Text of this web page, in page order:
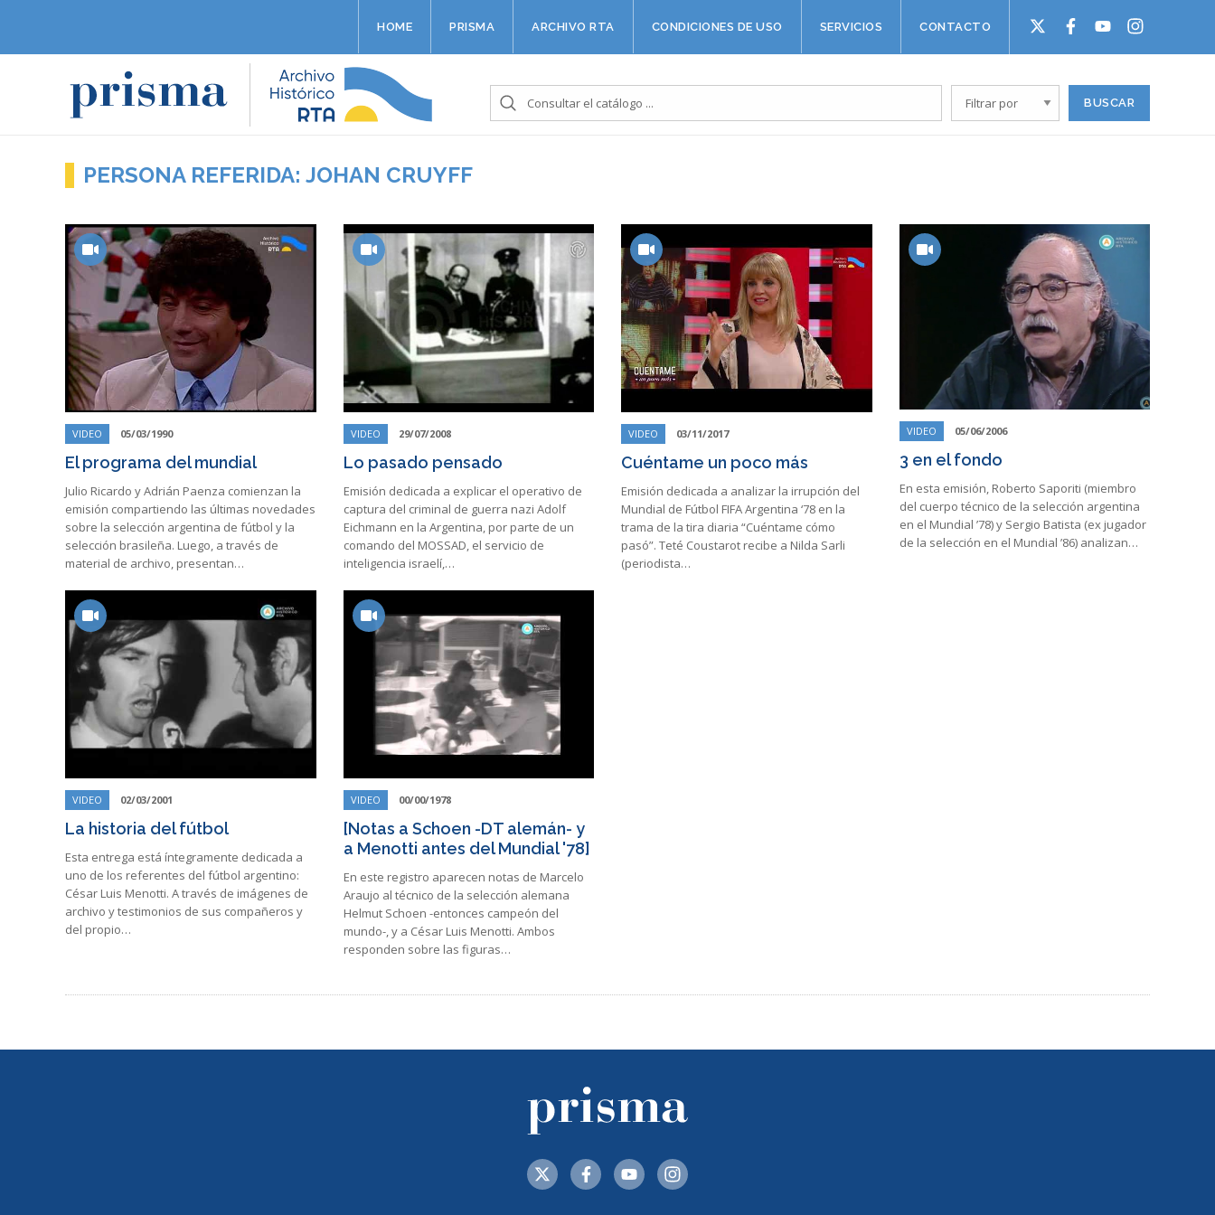
HOME PRISMA ARCHIVO RTA CONDICIONES DE USO SERVICIOS CONTACTO
PERSONA REFERIDA: JOHAN CRUYFF
VIDEO 05/03/1990
El programa del mundial
Julio Ricardo y Adrián Paenza comienzan la
emisión compartiendo las últimas novedades
sobre la selección argentina de fútbol y la
selección brasileña. Luego, a través de
material de archivo, presentan…
VIDEO 29/07/2008
Lo pasado pensado
Emisión dedicada a explicar el operativo de
captura del criminal de guerra nazi Adolf
Eichmann en la Argentina, por parte de un
comando del MOSSAD, el servicio de
inteligencia israelí,…
VIDEO 03/11/2017
Cuéntame un poco más
Emisión dedicada a analizar la irrupción del
Mundial de Fútbol FIFA Argentina ‘78 en la
trama de la tira diaria “Cuéntame cómo
pasó”. Teté Coustarot recibe a Nilda Sarli
(periodista…
VIDEO 05/06/2006
3 en el fondo
En esta emisión, Roberto Saporiti (miembro
del cuerpo técnico de la selección argentina
en el Mundial ’78) y Sergio Batista (ex jugador
de la selección en el Mundial ’86) analizan…
VIDEO 02/03/2001
La historia del fútbol
Esta entrega está íntegramente dedicada a
uno de los referentes del fútbol argentino:
César Luis Menotti. A través de imágenes de
archivo y testimonios de sus compañeros y
del propio…
VIDEO 00/00/1978
[Notas a Schoen -DT alemán- y
a Menotti antes del Mundial '78]
En este registro aparecen notas de Marcelo
Araujo al técnico de la selección alemana
Helmut Schoen -entonces campeón del
mundo-, y a César Luis Menotti. Ambos
responden sobre las figuras…